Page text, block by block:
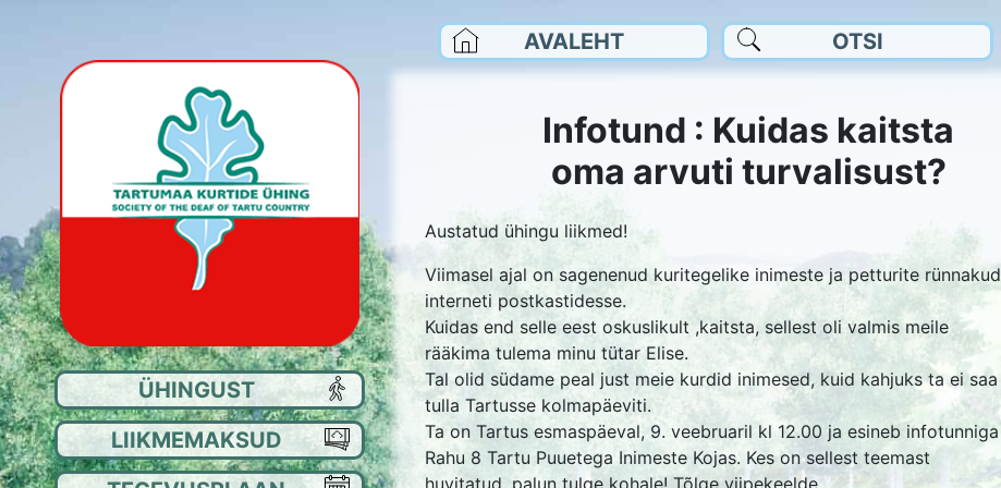
AVALEHT OTSI
Infotund : Kuidas kaitsta
oma arvuti turvalisust?
Austatud ühingu liikmed!
Viimasel ajal on sagenenud kuritegelike inimeste ja petturite rünnakud
interneti postkastidesse.
Kuidas end selle eest oskuslikult ,kaitsta, sellest oli valmis meile
rääkima tulema minu tütar Elise.
Tal olid südame peal just meie kurdid inimesed, kuid kahjuks ta ei saa
tulla Tartusse kolmapäeviti.
Ta on Tartus esmaspäeval, 9. veebruaril kl 12.00 ja esineb infotunniga
Rahu 8 Tartu Puuetega Inimeste Kojas. Kes on sellest teemast
huvitatud, palun tulge kohale! Tõlge viipekeelde.
ÜHINGUST
EESMÄRK
JUHATUS
LIIKMEMAKSUD